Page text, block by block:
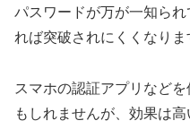
パスワードが万が一知ら
れば突破されにくくなりま
スマホの認証アプリなど
もしれませんが、効果は高